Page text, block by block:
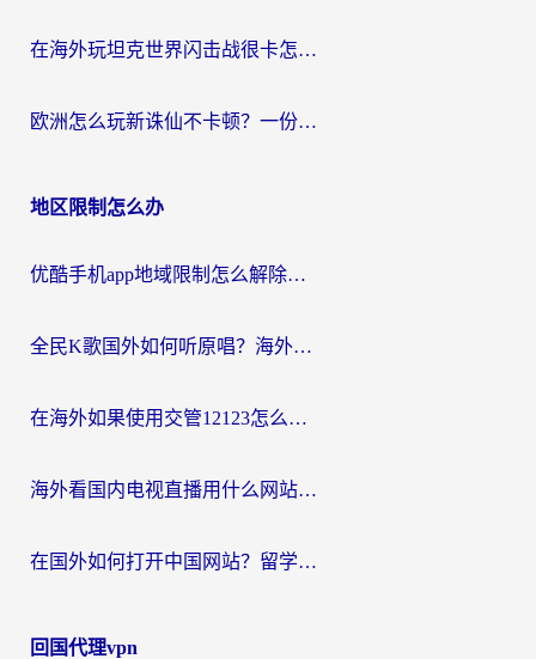
在海外玩坦克世界闪击战很卡怎么办？老玩家亲测有效的加速器选择指南
欧洲怎么玩新诛仙不卡顿？一份给海外游子的国服游戏畅玩指南
地区限制怎么办
优酷手机app地域限制怎么解除？海外党亲测有效的追剧方案
全民K歌国外如何听原唱？海外党亲测有效的回国加速器选择指南
在海外如果使用交管12123怎么处理？留学生亲测有效的回国加速方案
海外看国内电视直播用什么网站比较好？一篇解决你所有追剧难题的实用指南
在国外如何打开中国网站？留学生与海外华人的无缝访问指南
回国代理vpn